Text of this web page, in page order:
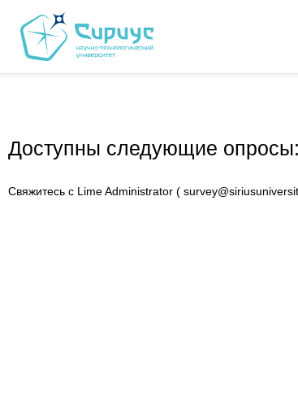
Доступны следующие опросы:
Свяжитесь с Lime Administrator (